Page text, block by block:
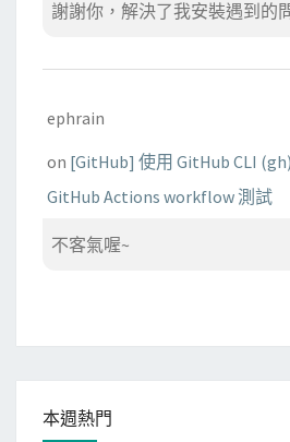
謝謝你，解決了我安裝遇到的
ephrain
on [GitHub] 使用 GitHub CLI
GitHub Actions workflow 測試
不客氣喔~
本週熱門